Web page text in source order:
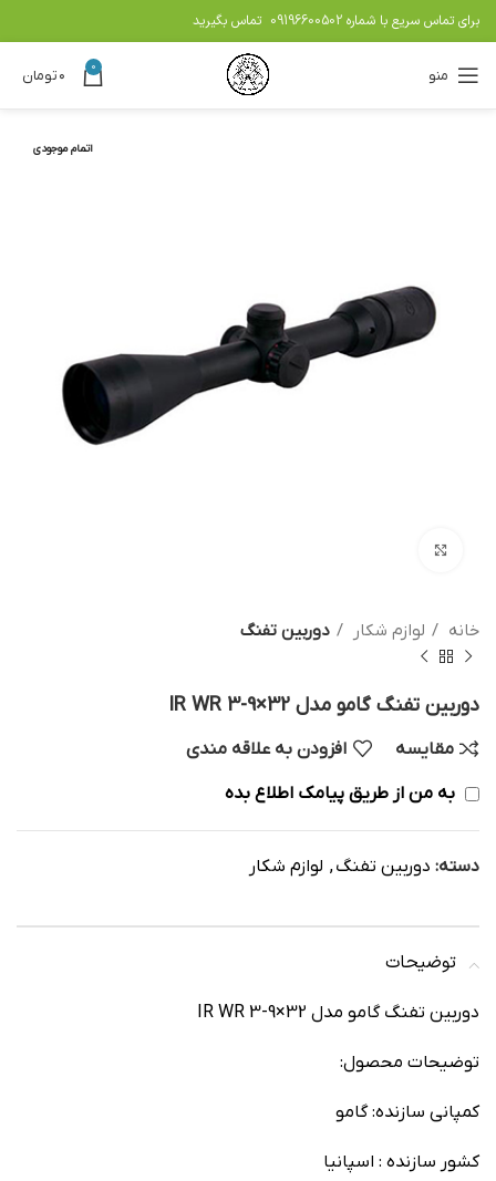
برای تماس سریع با شماره 09196600502 تماس بگیرید
منو 0 ۰تومان
اتمام موجودی
خانه لوازم شکار دوربین تفنگ
دوربین تفنگ گامو مدل 32×9-3 IR WR
مقایسه افزودن به علاقه مندی
به من از طریق پیامک اطلاع بده
دسته: دوربین تفنگ, لوازم شکار
توضیحات
دوربین تفنگ گامو مدل 32×9-3 IR WR
توضیحات محصول:
کمپانی سازنده: گامو
کشور سازنده : اسپانیا